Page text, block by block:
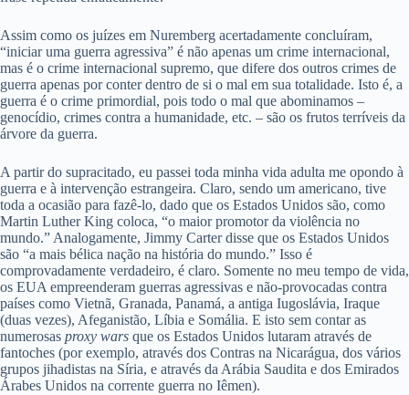
Assim como os juízes em Nuremberg acertadamente concluíram,
“iniciar uma guerra agressiva” é não apenas um crime internacional,
mas é o crime internacional supremo, que difere dos outros crimes de
guerra apenas por conter dentro de si o mal em sua totalidade. Isto é, a
guerra é o crime primordial, pois todo o mal que abominamos –
genocídio, crimes contra a humanidade, etc. – são os frutos terríveis da
árvore da guerra.
A partir do supracitado, eu passei toda minha vida adulta me opondo à
guerra e à intervenção estrangeira. Claro, sendo um americano, tive
toda a ocasião para fazê-lo, dado que os Estados Unidos são, como
Martin Luther King coloca, “o maior promotor da violência no
mundo.” Analogamente, Jimmy Carter disse que os Estados Unidos
são “a mais bélica nação na história do mundo.” Isso é
comprovadamente verdadeiro, é claro. Somente no meu tempo de vida,
os EUA empreenderam guerras agressivas e não-provocadas contra
países como Vietnã, Granada, Panamá, a antiga Iugoslávia, Iraque
(duas vezes), Afeganistão, Líbia e Somália. E isto sem contar as
numerosas proxy wars que os Estados Unidos lutaram através de
fantoches (por exemplo, através dos Contras na Nicarágua, dos vários
grupos jihadistas na Síria, e através da Arábia Saudita e dos Emirados
Árabes Unidos na corrente guerra no Iêmen).